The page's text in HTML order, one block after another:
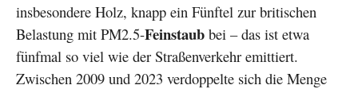
insbesondere Holz, knapp ein Fünftel zur britischen
Belastung mit PM2.5-Feinstaub bei – das ist etwa
fünfmal so viel wie der Straßenverkehr emittiert.
Zwischen 2009 und 2023 verdoppelte sich die Menge